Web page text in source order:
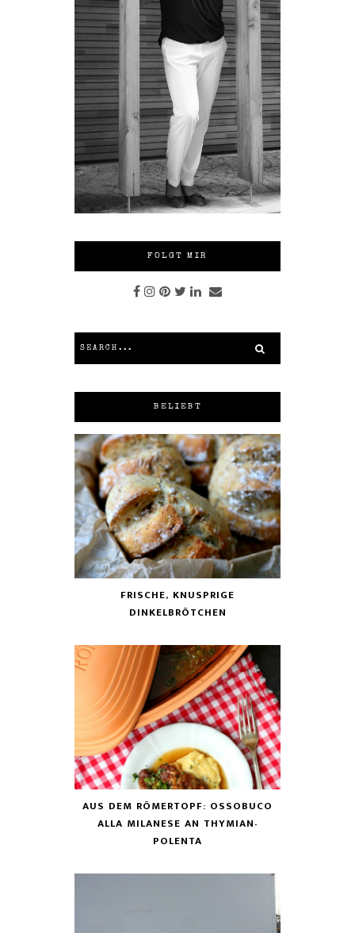
FOLGT MIR
BELIEBT
FRISCHE, KNUSPRIGE
DINKELBRÖTCHEN
AUS DEM RÖMERTOPF: OSSOBUCO
ALLA MILANESE AN THYMIAN-
POLENTA